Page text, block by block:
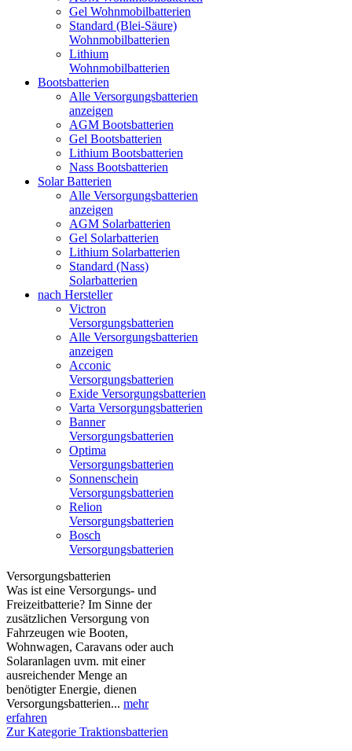
Gel Wohnmobilbatterien
Standard (Blei-Säure)
Wohnmobilbatterien
Lithium
Wohnmobilbatterien
Bootsbatterien
Alle Versorgungsbatterien
anzeigen
AGM Bootsbatterien
Gel Bootsbatterien
Lithium Bootsbatterien
Nass Bootsbatterien
Solar Batterien
Alle Versorgungsbatterien
anzeigen
AGM Solarbatterien
Gel Solarbatterien
Lithium Solarbatterien
Standard (Nass)
Solarbatterien
nach Hersteller
Victron
Versorgungsbatterien
Alle Versorgungsbatterien
anzeigen
Acconic
Versorgungsbatterien
Exide Versorgungsbatterien
Varta Versorgungsbatterien
Banner
Versorgungsbatterien
Optima
Versorgungsbatterien
Sonnenschein
Versorgungsbatterien
Relion
Versorgungsbatterien
Bosch
Versorgungsbatterien
Versorgungsbatterien
Was ist eine Versorgungs- und
Freizeitbatterie? Im Sinne der
zusätzlichen Versorgung von
Fahrzeugen wie Booten,
Wohnwagen, Caravans oder auch
Solaranlagen uvm. mit einer
ausreichender Menge an
benötigter Energie, dienen
Versorgungsbatterien... mehr
erfahren
Zur Kategorie Traktionsbatterien